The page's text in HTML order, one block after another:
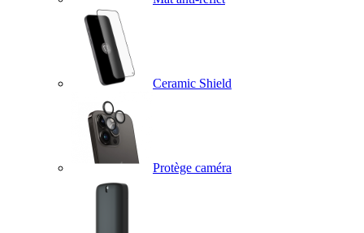
Ceramic Shield
Protège caméra